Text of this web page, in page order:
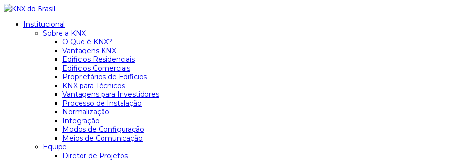
Institucional
Sobre a KNX
O Que é KNX?
Vantagens KNX
Edificios Residenciais
Edificios Comerciais
Proprietários de Edificios
KNX para Técnicos
Vantagens para Investidores
Processo de Instalação
Normalização
Integração
Modos de Configuração
Meios de Comunicação
Equipe
Diretor de Projetos